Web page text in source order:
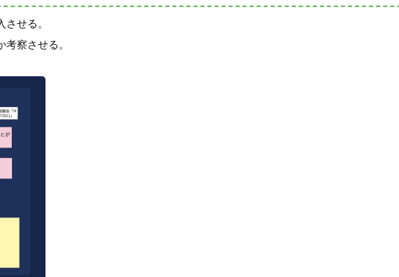
せる。
察させる。